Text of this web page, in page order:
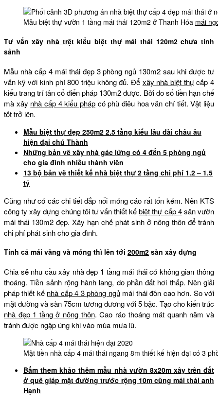
Mẫu biệt thự vườn 1 tầng mái thái 120m2 ở Thanh Hóa mái
Tư vấn xây nhà trệtkiểu biệt thự mái thái 120m2 chưa tính
sảnh
Mẫu nhà cấp 4 mái thái đẹp 3 phòng ngủ 130m2 sau khi được tư
vấn kỹ với kinh phí 800 triệu không đủ. Để xây nhà biệt thựcấp 4
kiểu trang trí tân cổ điển pháp 130m2 được. Bởi do số tiền hạn chế
mà xây nhà cấp 4 kiểu pháp có phù điêu hoa văn chí tiết. Vật liệu
tốt trở lên.
Mẫu biệt thự đẹp 250m2 2.5 tầng kiểu lâu đài châu âu
hiện đại chú Thành
Những bản vẽ xây nhà gác lửng có 4 đến 5 phòng ngủ
cho gia đình nhiều thành viên
13 bộ bản vẽ thiết kế nhà biệt thự 2 tầng chi phí 1.2 – 1.5
tỷ
Cũng như có các chi tiết đắp nổi móng cáo rất tốn kém. Nên KTS
công ty xây dựng chúng tôi tư vấn thiết kếbiệt thự cấp 4sân vườn
mái thái 130m2 đẹp. Xây hạn chế phát sinh ở nông thôn để tránh
chi phí phát sinh cho gia đình.
Tính cả mái văng và móng thì lên tới 200m2 sàn xây dựng
Chia sẻ nhu cầu xây nhà đẹp 1 tầng mái thái có không gian thông
thoáng. Tiền sảnh rộng hành lang, do phần đất hơi thấp. Nên giải
pháp thiết kế nhà cấp 4 3 phòng ngủmái thái đôn cao hơn. So với
mặt đường và sàn 75cm tương đương với 5 bậc. Tạo cho kiến trúc
nhà đẹp 1 tầng ở nông thôn. Cao ráo thoáng mát quanh năm và
tránh được ngập úng khi vào mùa mưa lũ.
Mặt tiền nhà cấp 4 mái thái ngang 8m thiết kế hiện đại có 3
Bấm them khảo thêm mẫu nhà vườn 8x20m xây trên đất
ở quê giáp mặt đường trước rộng 10m cũng mái thái anh
Hạnh